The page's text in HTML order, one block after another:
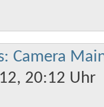
Camera
20:12 Uhr